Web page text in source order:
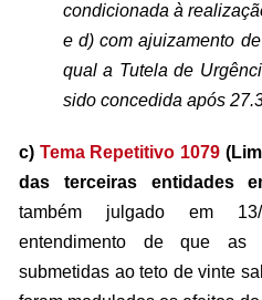
condicionada à
e d) com ajuizamento
qual a Tutela de
sido concedida após
c) Tema Repetitivo 1079
das terceiras entidades
também julgado em
entendimento de que as
submetidas ao teto de vinte